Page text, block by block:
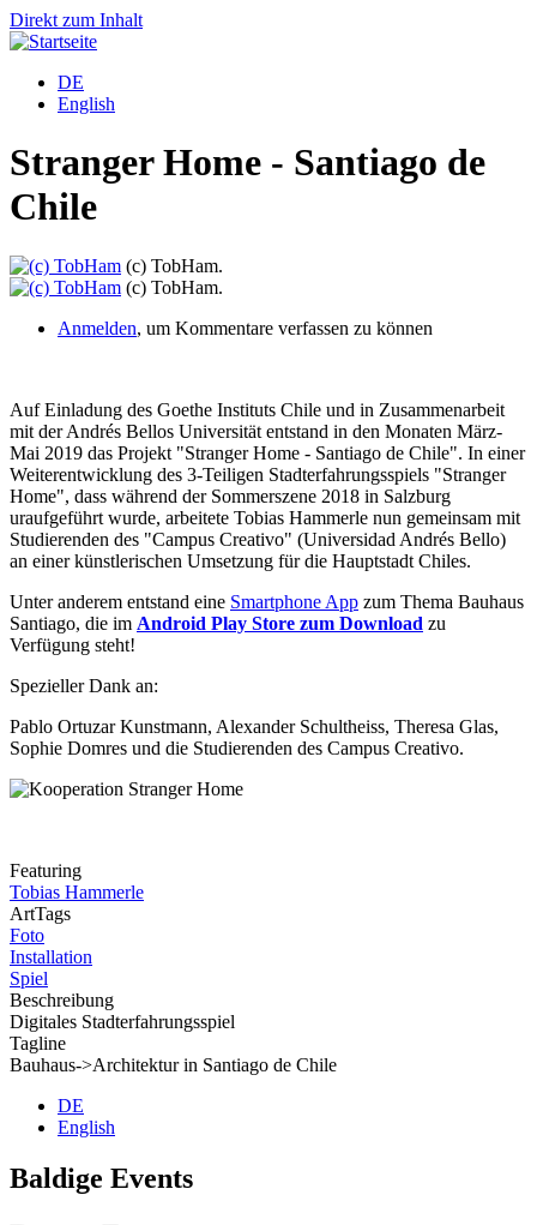
Direkt zum Inhalt
DE
English
Stranger Home - Santiago de
Chile
(c) TobHam.
(c) TobHam.
Anmelden, um Kommentare verfassen zu können
Auf Einladung des Goethe Instituts Chile und in Zusammenarbeit
mit der Andrés Bellos Universität entstand in den Monaten März-
Mai 2019 das Projekt "Stranger Home - Santiago de Chile". In einer
Weiterentwicklung des 3-Teiligen Stadterfahrungsspiels "Stranger
Home", dass während der Sommerszene 2018 in Salzburg
uraufgeführt wurde, arbeitete Tobias Hammerle nun gemeinsam mit
Studierenden des "Campus Creativo" (Universidad Andrés Bello)
an einer künstlerischen Umsetzung für die Hauptstadt Chiles.
Unter anderem entstand eine Smartphone App zum Thema Bauhaus
Santiago, die im Android Play Store zum Download zu
Verfügung steht!
Spezieller Dank an:
Pablo Ortuzar Kunstmann, Alexander Schultheiss, Theresa Glas,
Sophie Domres und die Studierenden des Campus Creativo.
Featuring
Tobias Hammerle
ArtTags
Foto
Installation
Spiel
Beschreibung
Digitales Stadterfahrungsspiel
Tagline
Bauhaus->Architektur in Santiago de Chile
DE
English
Baldige Events